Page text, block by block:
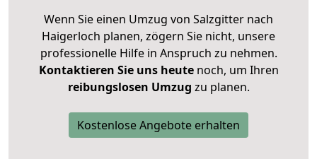
Wenn Sie einen Umzug von Salzgitter nach
Haigerloch planen, zögern Sie nicht, unsere
professionelle Hilfe in Anspruch zu nehmen.
Kontaktieren Sie uns heutenoch, um Ihren
reibungslosen Umzug zu planen.
Kostenlose Angebote erhalten